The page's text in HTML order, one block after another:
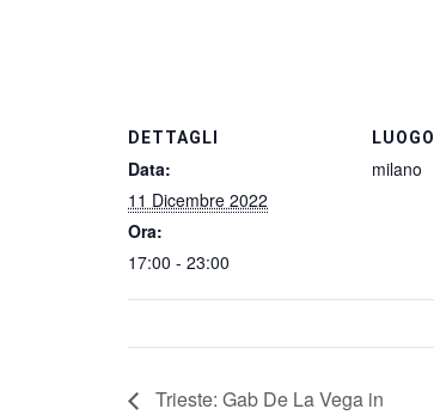
DETTAGLI
Data:
11 Dicembre 2022
Ora:
17:00 - 23:00
LUOGO
milano
Trieste: Gab De La Vega in